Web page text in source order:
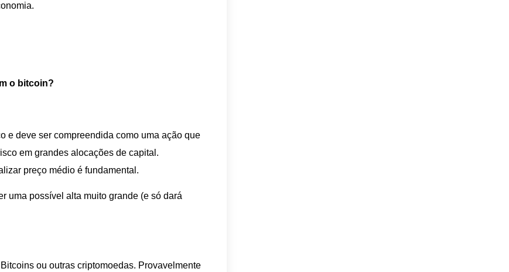
o bitcoin?
e deve ser compreendida como uma ação que
em grandes alocações de capital.
preço médio é fundamental.
uma possível alta muito grande (e só dará
ou outras criptomoedas. Provavelmente